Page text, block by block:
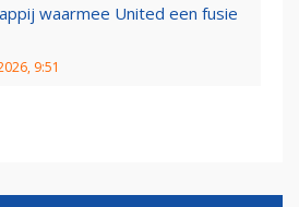
waarmee United een fusie
9:51